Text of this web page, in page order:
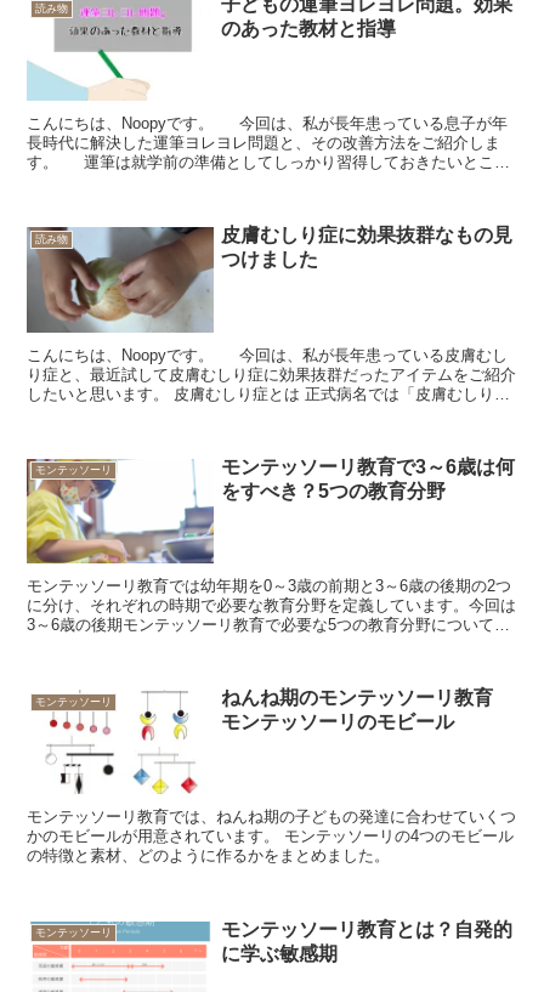
読み物
のあった教材と指導
こんにちは、Noopyです。 今回は、私が長年患っている息子が年
長時代に解決した運筆ヨレヨレ問題と、その改善方法をご紹介しま
す。 運筆は就学前の準備としてしっかり習得しておきたいところ
読み物
皮膚むしり症に効果抜群なもの見
つけました
こんにちは、Noopyです。 今回は、私が長年患っている皮膚むし
り症と、最近試して皮膚むしり症に効果抜群だったアイテムをご紹介
したいと思います。 皮膚むしり症とは 正式病名では「皮膚むしり
モンテッソーリ
モンテッソーリ教育で3～6歳は何
をすべき？5つの教育分野
モンテッソーリ教育では幼年期を0～3歳の前期と3～6歳の後期の2つ
に分け、それぞれの時期で必要な教育分野を定義しています。今回は
3～6歳の後期モンテッソーリ教育で必要な5つの教育分野についてま
モンテッソーリ
ねんね期のモンテッソーリ教育
モンテッソーリのモビール
モンテッソーリ教育では、ねんね期の子どもの発達に合わせていくつ
かのモビールが用意されています。 モンテッソーリの4つのモビール
の特徴と素材、どのように作るかをまとめました。
モンテッソーリ
モンテッソーリ教育とは？自発的
に学ぶ敏感期